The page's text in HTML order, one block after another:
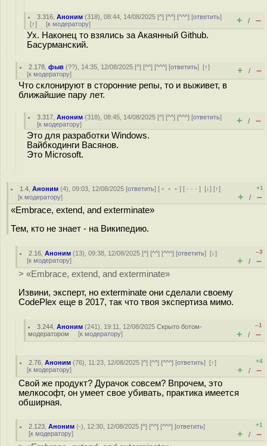
3.316 ,Аноним (318), 08:44, 14/08/2025 [^] [^^] [^^^] [ответить]
[↑] [к модератору] + / –
Ух. Наконец то взялись за Акаянный Github.
Басурманский.
2.178 ,фыв (??), 14:35, 12/08/2025 [^] [^^] [^^^] [ответить][↑]
[к модератору] + / –
Что склонируют в сторонние репы, то и выживет, в
ближайшие пару лет.
3.317 ,Аноним (318), 08:45, 14/08/2025 [^] [^^] [^^^] [ответить]
[к модератору] + / –
Это для разработки Windows.
Вайбкодинги Васянов.
Это Microsoft.
1.4 ,Аноним (4), 09:03, 12/08/2025 [ответить] [ ﹢﹢﹢] [ · · ·][↓] [↑]
[к модератору]
+1
+ / –
«Embrace, extend, and exterminate»
Тем, кто не знает - на Википедию.
2.16 ,Аноним (13), 09:38, 12/08/2025 [^] [^^] [^^^] [ответить][↓]
[к модератору]
–3
+ / –
> «Embrace, extend, and exterminate»
Извини, эксперт, но exterminate они сделали своему
CodePlex еще в 2017, так что твоя экспертиза мимо.
3.244 ,Аноним (241), 19:11, 12/08/2025Скрыто ботом-
модератором [к модератору]
–1
+ / –
2.76 ,Аноним (76), 11:23, 12/08/2025 [^] [^^] [^^^] [ответить][↑]
[к модератору]
+4
+ / –
Свой же продукт? Дурачок совсем? Впрочем, это
мелкософт, он умеет свое убивать, практика имеется
обширная.
2.123 ,Аноним (-), 12:30, 12/08/2025 [^] [^^] [^^^] [ответить]
[к модератору]
+1
+ / –